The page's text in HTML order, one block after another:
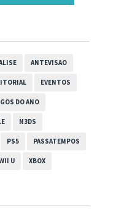
ANTEVISAO
EVENTOS
DO ANO
N3DS
PS5 PASSATEMPOS
U XBOX